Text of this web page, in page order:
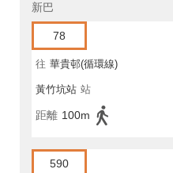
新巴
78
往 華貴邨(循環線)
黃竹坑站 站
距離 100m
590